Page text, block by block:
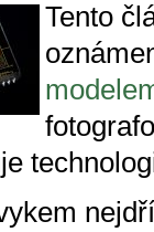
Tento